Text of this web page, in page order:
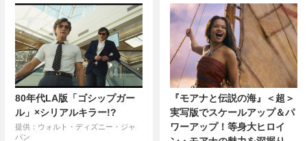
80年代LA版「ゴシップガー
ル」×シリアルキラー!?
提供：ウォルト・ディズニー・ジャ
パン
『モアナと伝説の海』＜超＞
実写版でスケールアップ＆パ
ワーアップ！等身大ヒロイ